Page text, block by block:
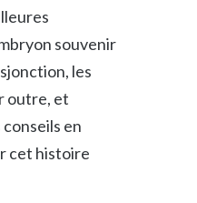
souvenir
les
outre, et
en
cet histoire